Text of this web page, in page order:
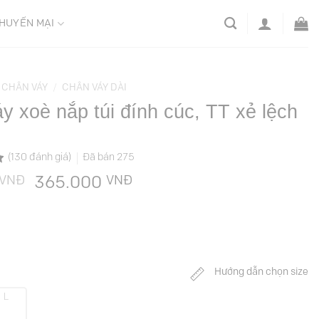
MẠI
CHÂN VÁY CHÂN VÁY DÀI
xoè nắp túi đính cúc, TT xẻ lệch
(130 đánh giá) Đã bán 275
VNĐ
Giá
365.000 VNĐ
Hướng dẫn chọn size
L